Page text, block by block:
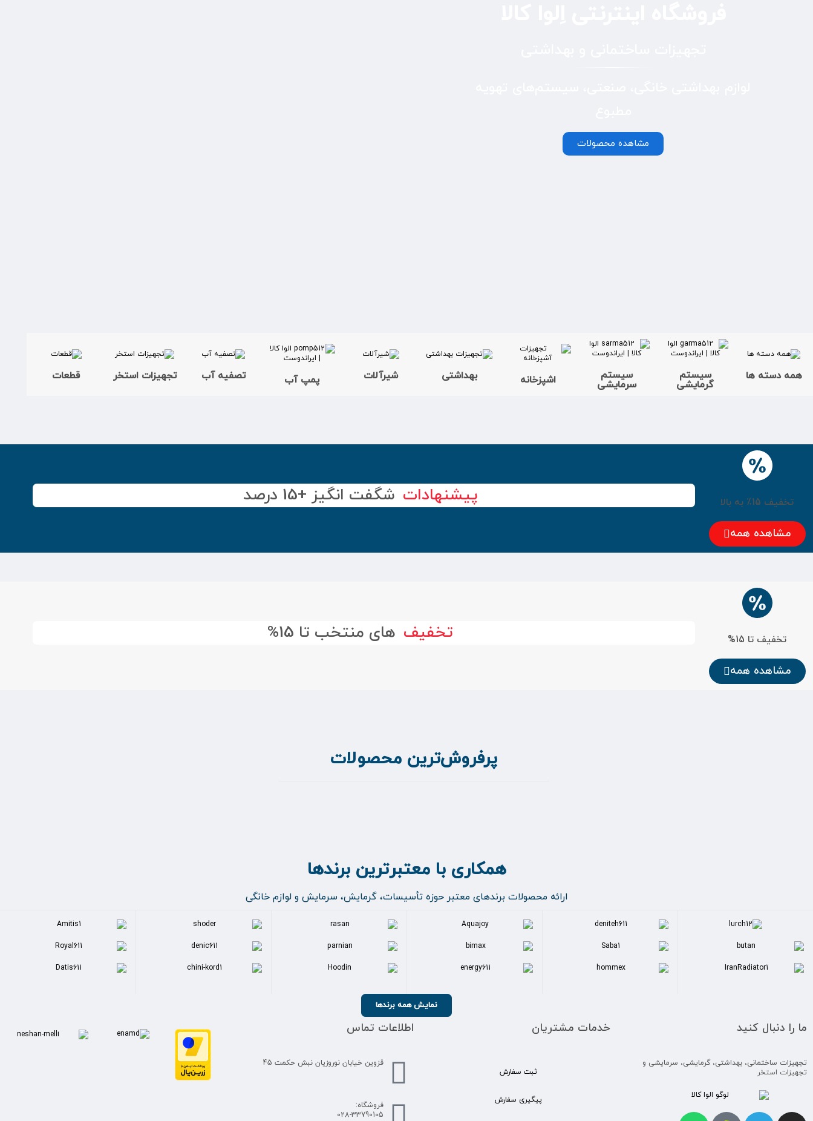
مشاهده محصولات
همه دسته ها سیستم
گرمایشی
سیستم
سرمایشی اشپزخانه بهداشتی شیرآلات پمپ آب تصفیه آب تجهیزات استخر قطعات
تخفیف 15٪ به بالا
مشاهده همه
پیشنهادات شگفت انگیز +15 درصد
تخفیف تا 15%
مشاهده همه
تخفیف های منتخب تا 15%
پرفروش‌ترین محصولات
همکاری با معتبرترین برندها
ارائه محصولات برندهای معتبر حوزه تأسیسات، گرمایش، سرمایش و لوازم خانگی
نمایش همه برندها
ما را دنبال کنید
تجهیزات ساختمانی، بهداشتی، گرمایشی، سرمایشی و
تجهیزات استخر
خدمات مشتریان
ثبت سفارش
پیگیری سفارش
اطلاعات تماس
قزوین خیابان نوروزیان نبش حکمت 45
فروشگاه:
028-33790105